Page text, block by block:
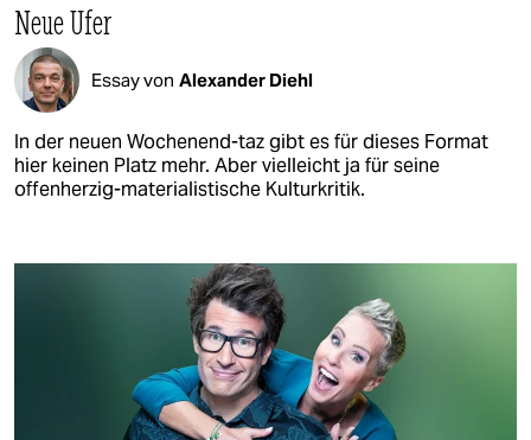
Neue Ufer
Essay von Alexander Diehl
In der neuen Wochenend-taz gibt es für dieses Format
hier keinen Platz mehr. Aber vielleicht ja für seine
offenherzig-materialistische Kulturkritik.